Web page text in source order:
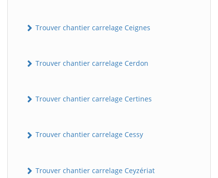
Trouver chantier carrelage Ceignes
Trouver chantier carrelage Cerdon
Trouver chantier carrelage Certines
Trouver chantier carrelage Cessy
Trouver chantier carrelage Ceyzériat